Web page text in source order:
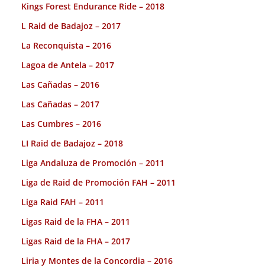
Kings Forest Endurance Ride – 2018
L Raid de Badajoz – 2017
La Reconquista – 2016
Lagoa de Antela – 2017
Las Cañadas – 2016
Las Cañadas – 2017
Las Cumbres – 2016
LI Raid de Badajoz – 2018
Liga Andaluza de Promoción – 2011
Liga de Raid de Promoción FAH – 2011
Liga Raid FAH – 2011
Ligas Raid de la FHA – 2011
Ligas Raid de la FHA – 2017
Liria y Montes de la Concordia – 2016